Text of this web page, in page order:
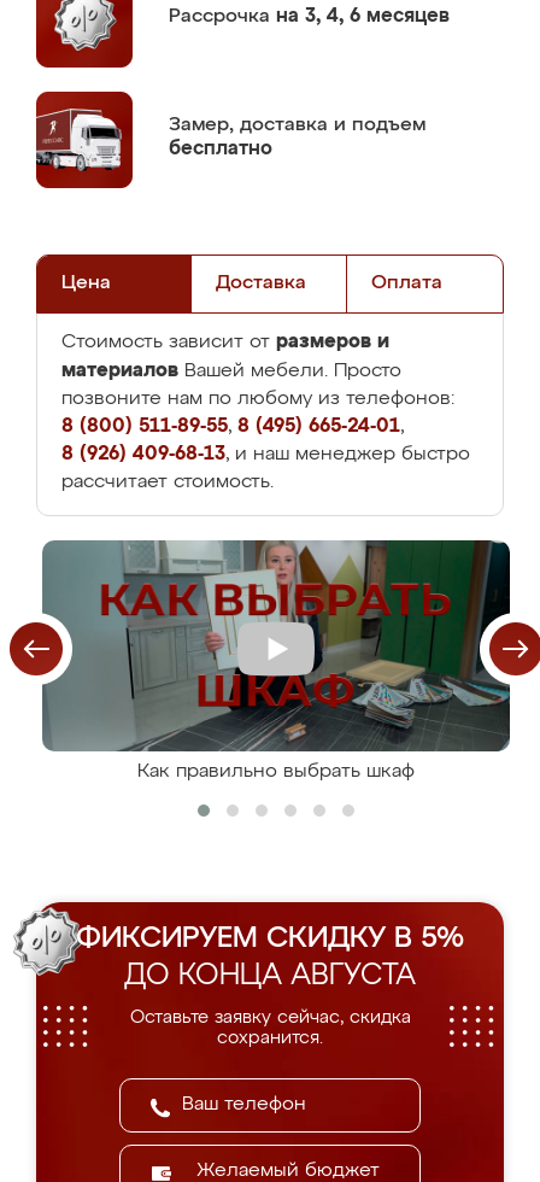
Рассрочка на 3, 4, 6 месяцев
Замер, доставка и подъем
бесплатно
Цена Доставка Оплата
Стоимость зависит от размеров и
материалов Вашей мебели. Просто
позвоните нам по любому из телефонов:
8 (800) 511-89-55, 8 (495) 665-24-01,
8 (926) 409-68-13, и наш менеджер быстро
рассчитает стоимость.
Как правильно выбрать шкаф
ФИКСИРУЕМ СКИДКУ В 5%
ДО КОНЦА АВГУСТА
Оставьте заявку сейчас, скидка
сохранится.
Желаемый бюджет